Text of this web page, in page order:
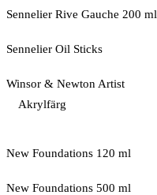
Sennelier Rive Gauche 200 ml
Sennelier Oil Sticks
Winsor & Newton Artist
Akrylfärg
New Foundations 120 ml
New Foundations 500 ml